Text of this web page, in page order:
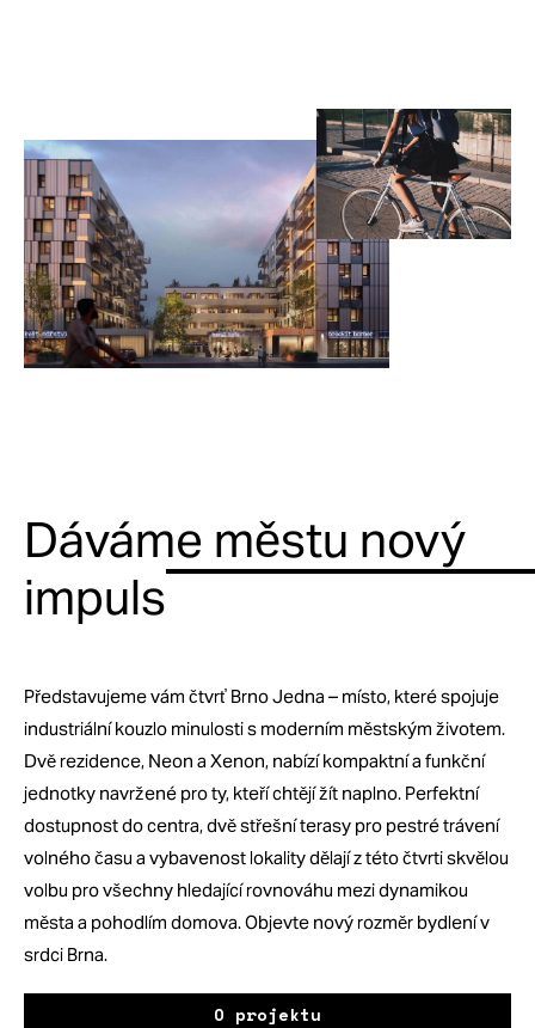
Dáváme městu nový
impuls
Představujeme vám čtvrť Brno Jedna – místo, které spojuje
industriální kouzlo minulosti s moderním městským životem.
Dvě rezidence, Neon a Xenon, nabízí kompaktní a funkční
jednotky navržené pro ty, kteří chtějí žít naplno. Perfektní
dostupnost do centra, dvě střešní terasy pro pestré trávení
volného času a vybavenost lokality dělají z této čtvrti skvělou
volbu pro všechny hledající rovnováhu mezi dynamikou
města a pohodlím domova. Objevte nový rozměr bydlení v
srdci Brna.
O projektu